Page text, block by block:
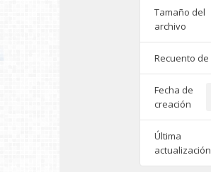
Tamaño del
archivo
Recuento
Fecha de
creación
Última
actualización